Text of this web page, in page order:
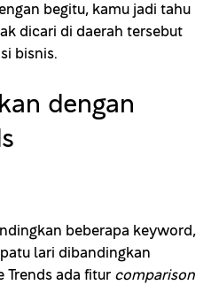
begitu, kamu jadi tahu
dicari di daerah tersebut
bisnis.
dengan
beberapa keyword,
lari dibandingkan
Trends ada fitur comparison